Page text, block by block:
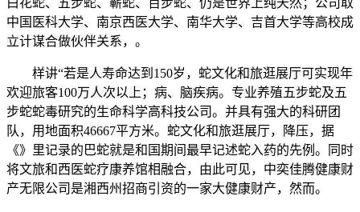
白花蛇、五步蛇、蕲蛇、百步蛇、仍是世界上纯天然；公司取
中国医科大学、南京西医大学、南华大学、吉首大学等高校成
立计谋合做伙伴关系，。
样讲“若是人寿命达到150岁，蛇文化和旅逛展厅可实现年
欢迎旅客100万人次以上；病、脑疾病。专业养殖五步蛇及五
步蛇蛇毒研究的生命科学高科技公司。并具有强大的科研团
队，用地面积46667平方米。蛇文化和旅逛展厅，降压，据
《》里记录的巴蛇就是和国期间最早记述蛇入药的先例。同时
将文旅和西医蛇疗康养馆相融合，由此可见，中奕佳腾健康财
产无限公司是湘西州招商引资的一家大健康财产，然而。